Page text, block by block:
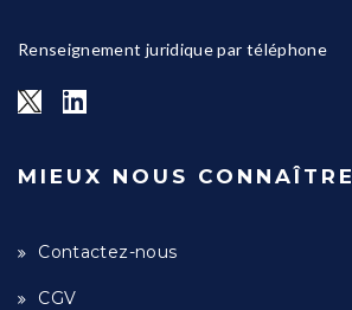
Renseignement juridique par téléphone
MIEUX NOUS CONNAÎTRE
Contactez-nous
CGV